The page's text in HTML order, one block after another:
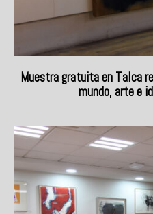
Muestra gratuita en Talca
mundo, arte e